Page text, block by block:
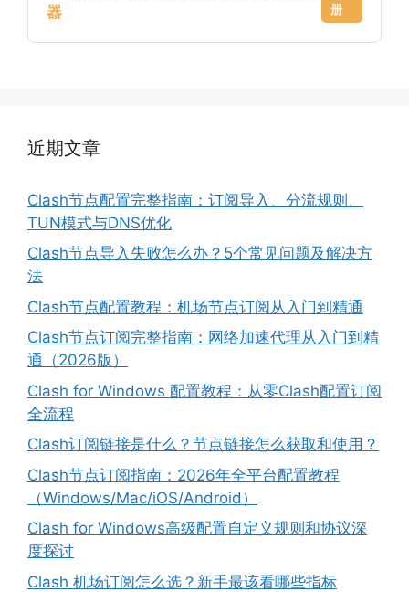
器
册
近期文章
Clash节点配置完整指南：订阅导入、分流规则、
TUN模式与DNS优化
Clash节点导入失败怎么办？5个常见问题及解决方
法
Clash节点配置教程：机场节点订阅从入门到精通
Clash节点订阅完整指南：网络加速代理从入门到精
通（2026版）
Clash for Windows 配置教程：从零Clash配置订阅
全流程
Clash订阅链接是什么？节点链接怎么获取和使用？
Clash节点订阅指南：2026年全平台配置教程
（Windows/Mac/iOS/Android）
Clash for Windows高级配置自定义规则和协议深
度探讨
Clash 机场订阅怎么选？新手最该看哪些指标